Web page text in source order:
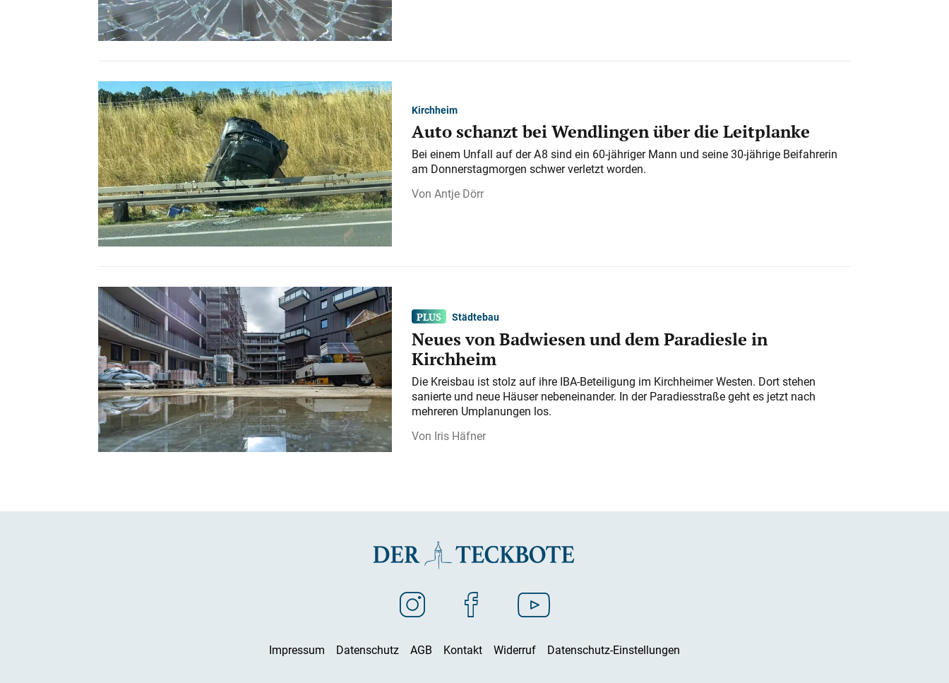
Kirchheim
Auto schanzt bei Wendlingen über die Leitplanke
Bei einem Unfall auf der A 8 sind ein 60-jähriger Mann und seine 30-jährige Beifahrerin
am Donnerstagmorgen schwer verletzt worden.
Antje Dörr
Städtebau
Neues von Badwiesen und dem Paradiesle in
Kirchheim
Die Kreisbau ist stolz auf ihre IBA-Beteiligung im Kirchheimer Westen. Dort stehen
sanierte und neue Häuser nebeneinander. In der Paradiesstraße geht es jetzt nach
mehreren Umplanungen los.
Iris Häfner
Impressum Datenschutz AGB Kontakt Widerruf Datenschutz-Einstellungen